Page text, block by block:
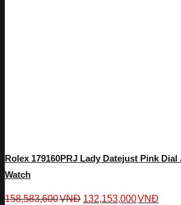
Rolex 179160PRJ Lady Datejust Pink
Watch
158,583,600VNĐ 132,153,000VNĐ